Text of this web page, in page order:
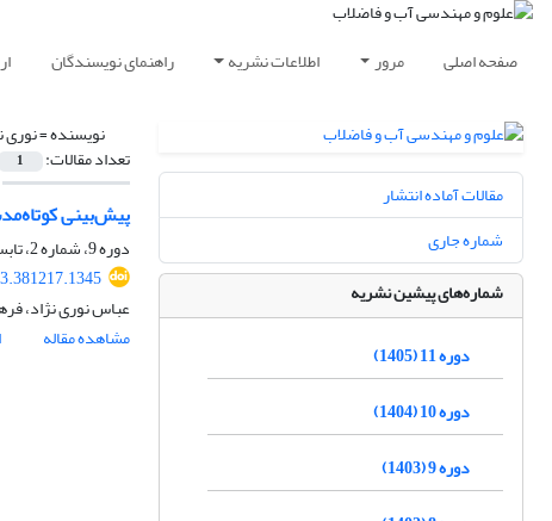
صفحه اصلی مرور اطلاعات نشریه راهنمای نویسندگان
نویسنده =نوری
تعداد مقالات: 1
پیش‌بینی
دوره 9، شماره 2، تابستان 1403، صفحه
عباس نوری نژاد،
مشاهده مقاله
مقالات آماده انتشار
شماره جاری
شماره‌های پیشین نشریه
دوره 11 (1405)
دوره 10 (1404)
دوره 9 (1403)